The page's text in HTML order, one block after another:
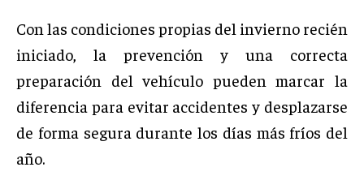
Con las condiciones propias del invierno recién
iniciado, la prevención y una correcta
preparación del vehículo pueden marcar la
diferencia para evitar accidentes y desplazarse
de forma segura durante los días más fríos del
año.